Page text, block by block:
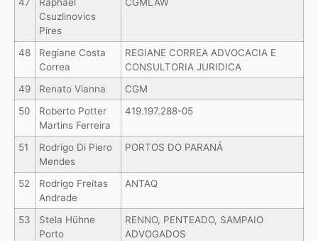
47
Raphael
Csuzlinovics
Pires
CGMLAW
48
Regiane Costa
Correa
REGIANE CORREA ADVOCACIA E
CONSULTORIA JURIDICA
49
Renato Vianna
CGM
50
Roberto Potter
Martins Ferreira
419.197.288-05
51
Rodrigo Di Piero
Mendes
PORTOS DO PARANÁ
52
Rodrigo Freitas
Andrade
ANTAQ
53
Stela Hühne
Porto
RENNO, PENTEADO, SAMPAIO
ADVOGADOS